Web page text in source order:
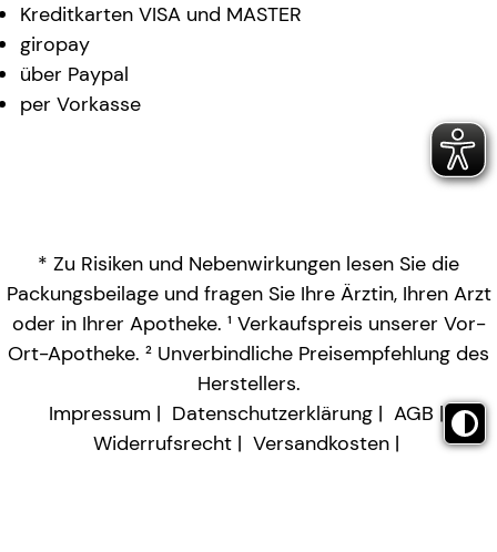
Kreditkarten VISA und MASTER
giropay
über Paypal
per Vorkasse
* Zu Risiken und Nebenwirkungen lesen Sie die
Packungsbeilage und fragen Sie Ihre Ärztin, Ihren Arzt
oder in Ihrer Apotheke. ¹ Verkaufspreis unserer Vor-
Ort-Apotheke. ² Unverbindliche Preisempfehlung des
Herstellers.
Impressum
Datenschutzerklärung
AGB
Widerrufsrecht
Versandkosten